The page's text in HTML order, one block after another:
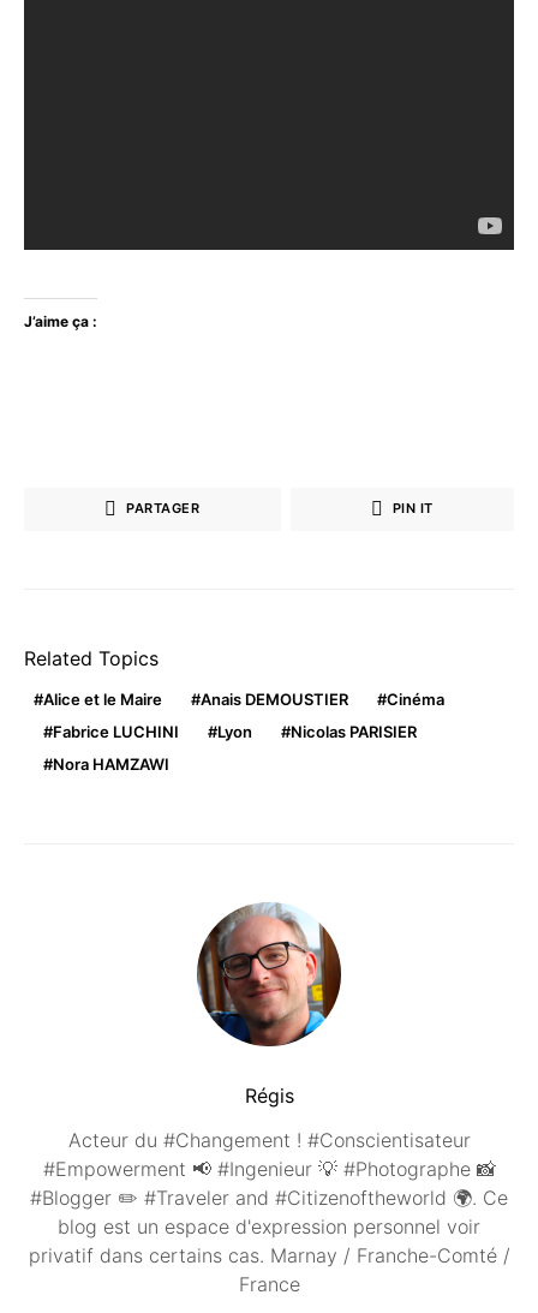
J’aime ça :
PARTAGER PIN IT
Related Topics
Alice et le Maire Anais DEMOUSTIER
Cinéma
Fabrice LUCHINI
Lyon
Nicolas PARISIER
Nora HAMZAWI
Régis
Acteur du #Changement ! #Conscientisateur
#Empowerment 📢 #Ingenieur 💡 #Photographe 📸
#Blogger ✏️ #Traveler and #Citizenoftheworld 🌍. Ce
blog est un espace d'expression personnel voir
privatif dans certains cas. Marnay / Franche-Comté /
France